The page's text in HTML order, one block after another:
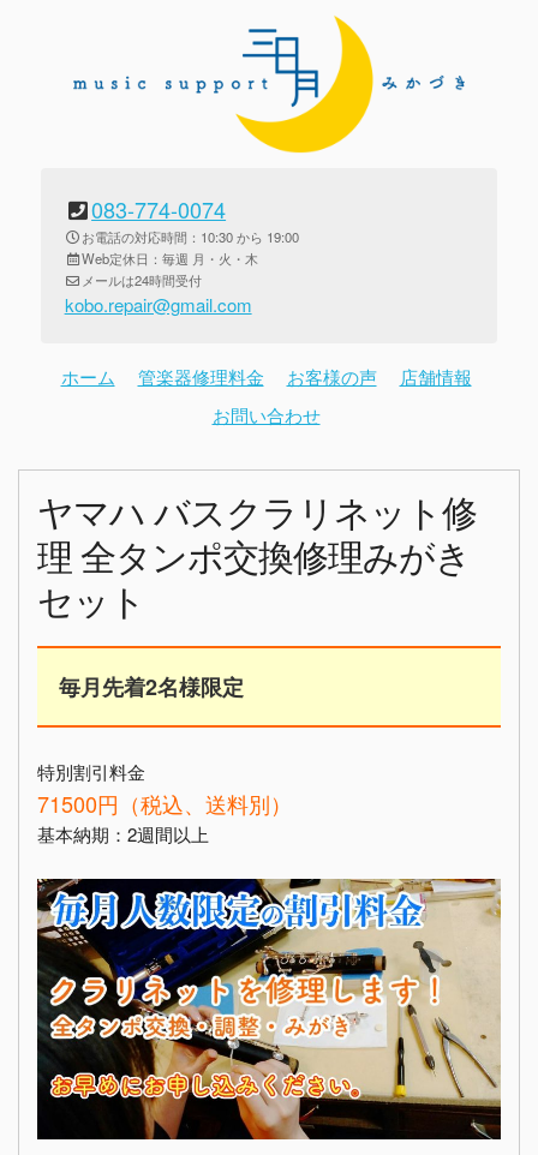
083-774-0074
お電話の対応時間：10:30 から 19:00
Web定休日：毎週 月・火・木
メールは24時間受付
kobo.repair@gmail.com
ホーム 管楽器修理料金 お客様の声
店舗情報
お問い合わせ
ヤマハ バスクラリネット修
理 全タンポ交換修理みがき
セット
毎月先着2名様限定
特別割引料金
71500円（税込、送料別）
基本納期：2週間以上